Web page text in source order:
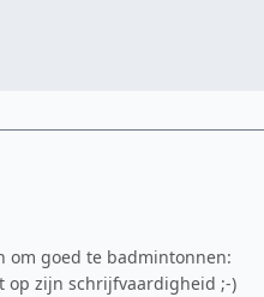
om goed te badmintonnen:
op zijn schrijfvaardigheid ;-)